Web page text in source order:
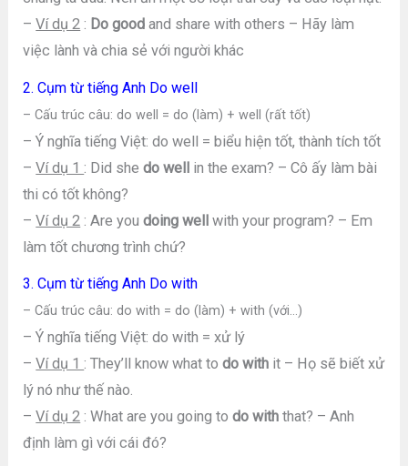
–Ví dụ 2 : Do good and share with others – Hãy làm
việc lành và chia sẻ với người khác
2. Cụm từ tiếng Anh Do well
– Cấu trúc câu: do well = do (làm) + well (rất tốt)
– Ý nghĩa tiếng Việt: do well = biểu hiện tốt, thành tích tốt
–Ví dụ 1: Did shedo well in the exam? – Cô ấy làm bài
thi có tốt không?
–Ví dụ 2 : Are youdoing well with your program? – Em
làm tốt chương trình chứ?
3. Cụm từ tiếng Anh Do with
– Cấu trúc câu: do with = do (làm) + with (với…)
– Ý nghĩa tiếng Việt: do with = xử lý
–Ví dụ 1: They’ll know what todo with it – Họ sẽ biết xử
lý nó như thế nào.
–Ví dụ 2 : What are you going todo with that? – Anh
định làm gì với cái đó?